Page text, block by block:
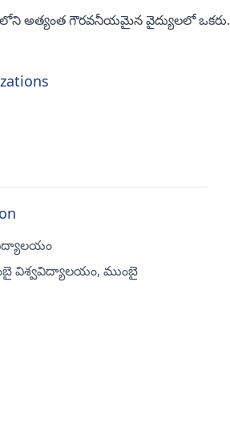
అత్యంత గౌరవనీయమైన వైద్యులలో ఒకరు.
విశ్వవిద్యాలయం, ముంబై